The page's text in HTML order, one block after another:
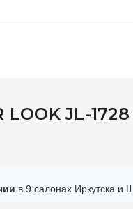
LOOK JL-
в 9 салонах Иркутска и